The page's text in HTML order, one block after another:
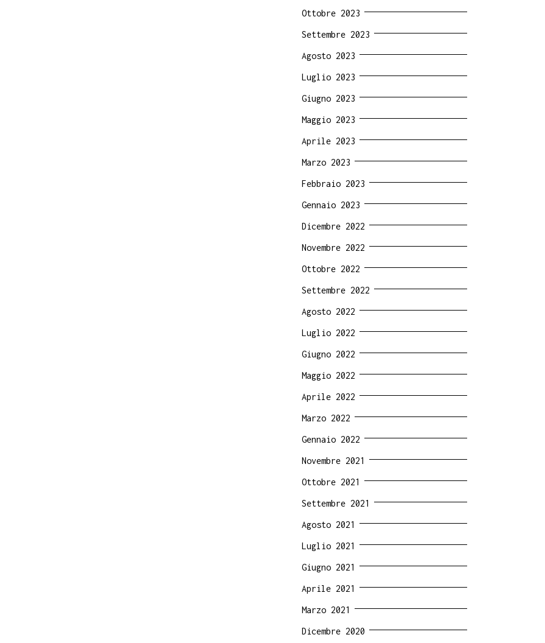
Ottobre 2023
Settembre 2023
Agosto 2023
Luglio 2023
Giugno 2023
Maggio 2023
Aprile 2023
Marzo 2023
Febbraio 2023
Gennaio 2023
Dicembre 2022
Novembre 2022
Ottobre 2022
Settembre 2022
Agosto 2022
Luglio 2022
Giugno 2022
Maggio 2022
Aprile 2022
Marzo 2022
Gennaio 2022
Novembre 2021
Ottobre 2021
Settembre 2021
Agosto 2021
Luglio 2021
Giugno 2021
Aprile 2021
Marzo 2021
Dicembre 2020